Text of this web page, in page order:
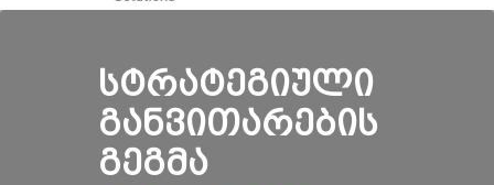
ᲡᲢᲠᲐᲢᲔᲒᲘᲣᲚᲘ
ᲒᲐᲜᲕᲘᲗᲐᲠᲔᲑᲘᲡ
ᲒᲔᲒᲛᲐ